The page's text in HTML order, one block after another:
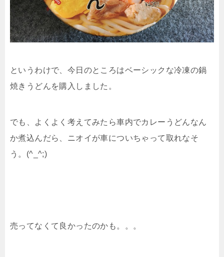
というわけで、今日のところはベーシックな冷凍の鍋
焼きうどんを購入しました。
でも、よくよく考えてみたら車内でカレーうどんなん
か煮込んだら、ニオイが車についちゃって取れなそ
う。(^_^;)
売ってなくて良かったのかも。。。